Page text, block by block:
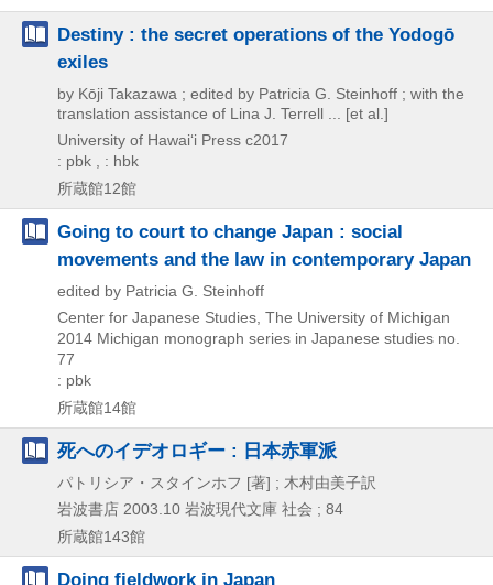
Destiny : the secret operations of the Yodogō
exiles
by Kōji Takazawa ; edited by Patricia G. Steinhoff ; with the
translation assistance of Lina J. Terrell ... [et al.]
University of Hawaiʻi Press c2017
: pbk , : hbk
所蔵館12館
Going to court to change Japan : social
movements and the law in contemporary Japan
edited by Patricia G. Steinhoff
Center for Japanese Studies, The University of Michigan
2014 Michigan monograph series in Japanese studies no.
77
: pbk
所蔵館14館
死へのイデオロギー : 日本赤軍派
パトリシア・スタインホフ [著] ; 木村由美子訳
岩波書店 2003.10 岩波現代文庫 社会 ; 84
所蔵館143館
Doing fieldwork in Japan